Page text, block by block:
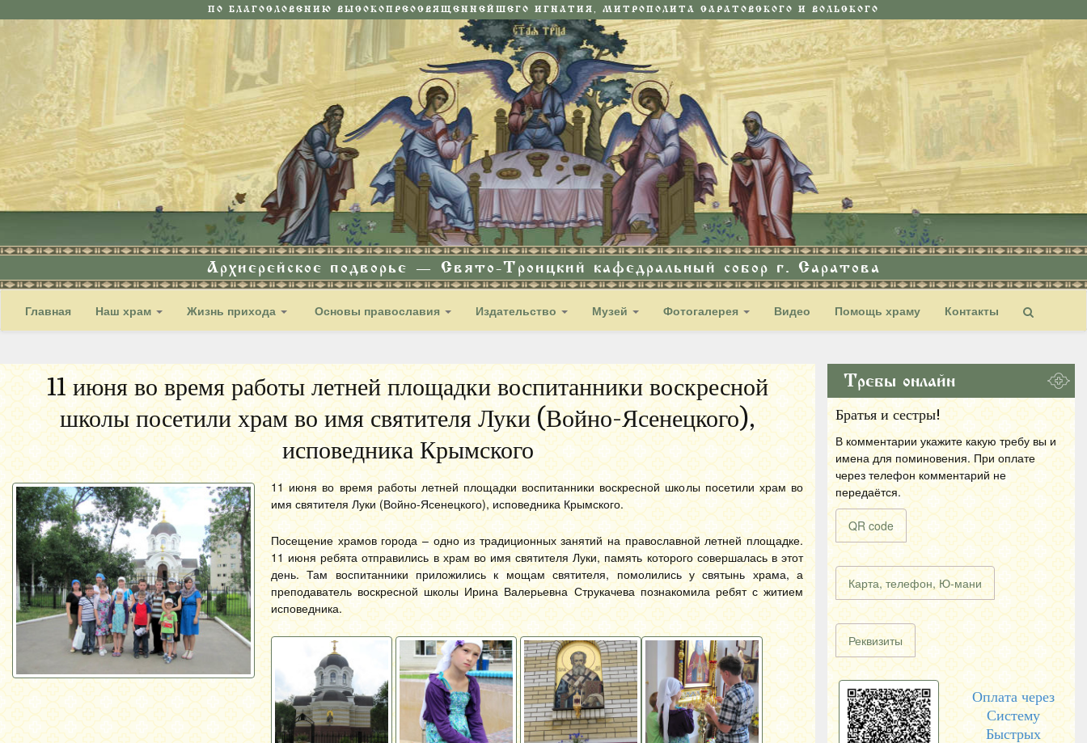
ПО БЛАГОСЛОВЕНИЮ ВЫСОКОПРЕОСВЯЩЕННЕЙШЕГО ИГНАТИЯ, МИТРОПОЛИТА САРАТОВСКОГО И ВОЛЬСКОГО
Архиерейское подворье — Свято-Троицкий кафедральный собор г. Саратова
Главная Наш храм Жизнь прихода Основы православия Издательство Музей Фотогалерея Видео Помощь храму Контакты
11 июня во время работы летней площадки воспитанники воскресной
школы посетили храм во имя святителя Луки (Войно-Ясенецкого),
исповедника Крымского
11 июня во время работы летней площадки воспитанники воскресной школы посетили храм во
имя святителя Луки (Войно-Ясенецкого), исповедника Крымского.
Посещение храмов города – одно из традиционных занятий на православной летней площадке.
11 июня ребята отправились в храм во имя святителя Луки, память которого совершалась в этот
день. Там воспитанники приложились к мощам святителя, помолились у святынь храма, а
преподаватель воскресной школы Ирина Валерьевна Струкачева познакомила ребят с житием
исповедника.
Требы онлайн
Братья и сестры!
В комментарии укажите какую требу вы и
имена для поминовения. При оплате
через телефон комментарий не
передаётся.
QR code
Карта, телефон, Ю-мани
Реквизиты
Оплата через
Систему
Быстрых